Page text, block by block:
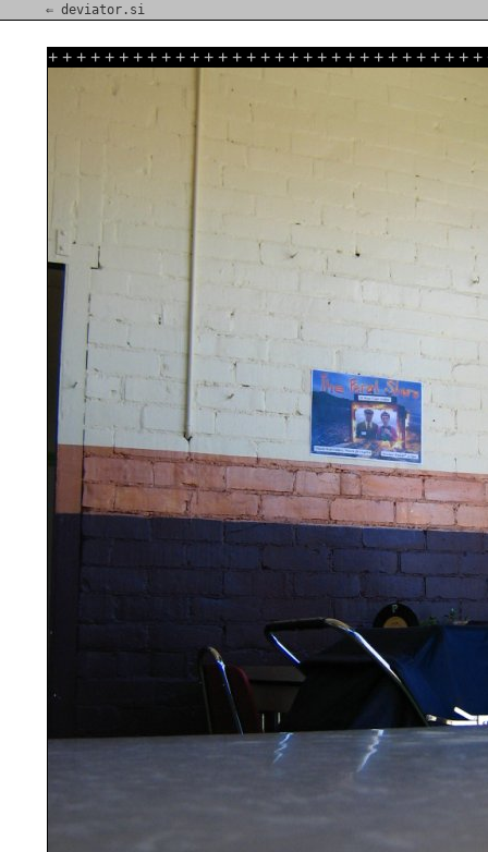
⇐ deviator.si
+ + + + + + + + + + + + + + + + + + + + + + + + + + + + + + +